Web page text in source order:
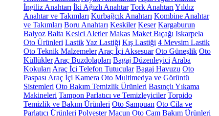
İngiliz Anahtarı İki Ağızlı Anahtar Tork Anahtarı Yıldız
Anahtar ve Takımları Kurbağcık Anahtarı Kombine Anahtar
ve Takımları Boru Anahtarı Keskiler Keser Kargaburun
Balyoz Balta Kesici Aletler Makas Maket Bıçağı Iskarpela
Oto Ürünleri LastikYaz Lastiği Kış Lastiği 4 Mevsim Lastik
Oto Teknik Malzemeler Araç İçi Aksesuar Oto Güneşlik Oto
Küllükler Araç Buzdolapları Bagaj Düzenleyici Araba
Kokuları Araç İçi Telefon Tutucular Bagaj Havuzu Oto
Paspası Araç İçi Kamera Oto Multimedya ve Görüntü
Sistemleri Oto Bakım Temizlik Ürünleri Basınçlı Yıkama
Makineleri Tampon Parlatıcı ve Temizleyiciler Torpido
Temizlik ve Bakım Ürünleri Oto Şampuan Oto Cila ve
Parlatıcı Ürünleri Polyester Macun Oto Cam Bakım Ürünleri